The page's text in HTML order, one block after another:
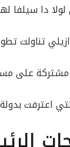
دا سيلفا
تناولت
على
اعترفت